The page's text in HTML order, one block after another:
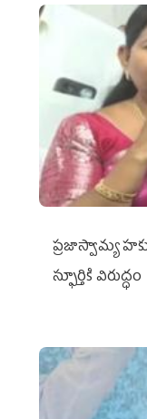
ప్రజాస్వామ్య
స్ఫూర్తికి విరుద్ధం